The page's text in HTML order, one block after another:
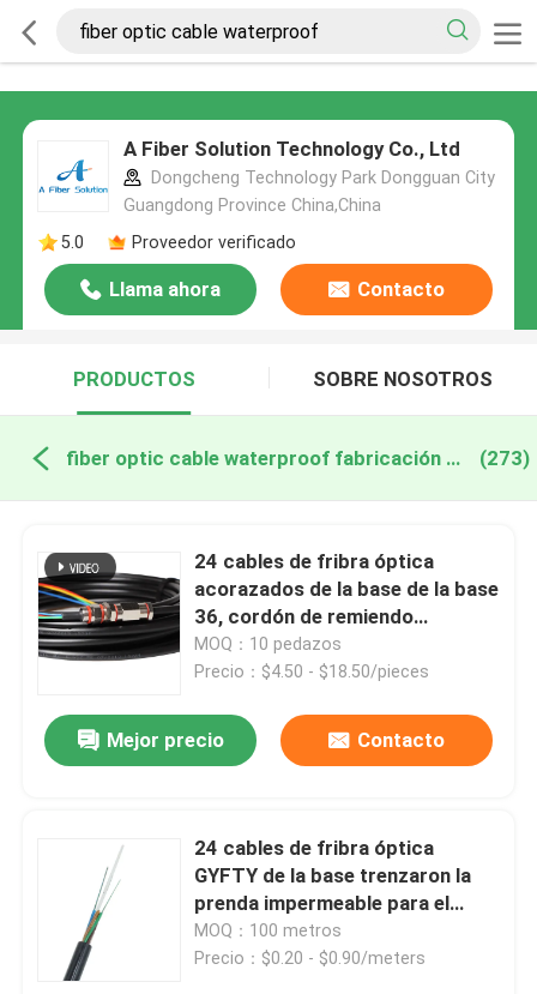
A Fiber Solution Technology Co., Ltd
Dongcheng Technology Park Dongguan City
Guangdong Province China,China
5.0
Proveedor verificado
Llama ahora Contacto
PRODUCTOS SOBRE NOSOTROS
fiber optic cable waterproof fabricación en línea (273)
24 cables de fribra óptica
acorazados de la base de la base
36, cordón de remiendo
impermeable al aire libre de la
coleta
MOQ：10 pedazos
Precio：$4.50 - $18.50/pieces
Mejor precio Contacto
24 cables de fribra óptica
GYFTY de la base trenzaron la
prenda impermeable para el
metro
MOQ：100 metros
Precio：$0.20 - $0.90/meters